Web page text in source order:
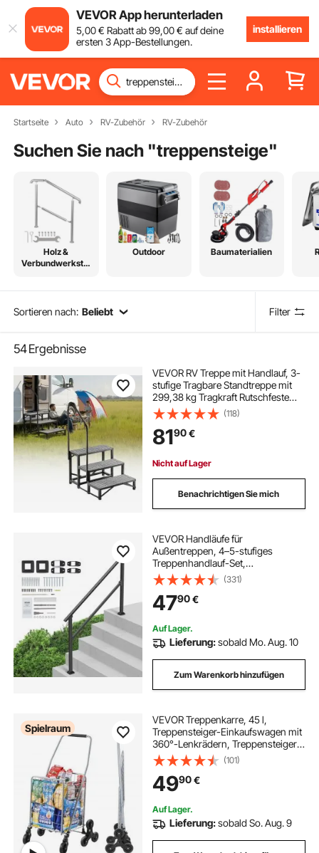
VEVOR App herunterladen
5,00€ Rabatt ab99,00€ auf deine
ersten 3 App-Bestellungen.
installieren
Startseite Auto RV-Zubehör RV-Zubehör
Suchen Sie nach "treppensteige"
Holz &
Verbundwerkstof
Outdoor Baumaterialien
Sortieren nach: Beliebt Filter
54Ergebnisse
VEVOR RV Treppe mit Handlauf, 3-
stufige Tragbare Standtreppe mit
299,38 kg Tragkraft Rutschfeste
Trittstufe für Camper Mobilheime
Pool und Spa Robuste Außentreppe
Ideal für Senioren und Haustiere
(118)
8190€
Nicht auf Lager
Benachrichtigen Sie mich
VEVOR Handläufe für
Außentreppen, 4–5-stufiges
Treppenhandlauf-Set,
Übergangsgeländer aus
Karbonstahl mit Montagesatz,
Treppengeländer für Senioren,
Betonstufen & Veranda & Deck,
schwarzes Vierkantrohr
(331)
4790€
Auf Lager.
Lieferung:sobald Mo. Aug. 10
Zum Warenkorb hinzufügen
Spielraum
VEVOR Treppenkarre, 45 l,
Treppensteiger-Einkaufswagen mit
360°-Lenkrädern, Treppensteiger-
Mehrzweckwagen mit drei Rädern,
faltbar, zusammenklappbar
Transportkarre, Ideal für
Wäschetransporte, Silber
(101)
4990€
Auf Lager.
Lieferung:sobald So. Aug. 9